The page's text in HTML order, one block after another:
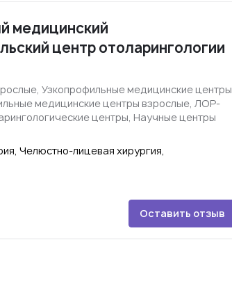
медицинский
центр отоларингологии
Узкопрофильные медицинские центры
медицинские центры взрослые, ЛОР-
центры, Научные центры
Челюстно-лицевая хирургия,
Оставить отзыв